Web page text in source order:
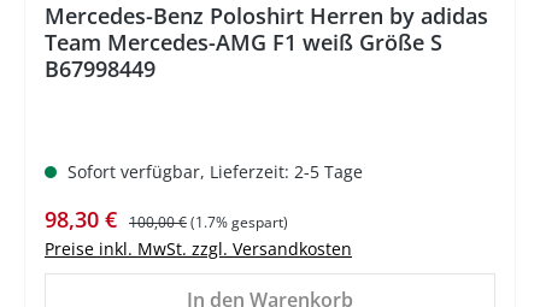
Mercedes-Benz Poloshirt Herren by adidas
Team Mercedes-AMG F1 weiß Größe S
B67998449
Sofort verfügbar, Lieferzeit: 2-5 Tage
Verkaufspreis:
98,30 € Regulärer Preis:
100,00 €(1.7% gespart)
Preise inkl. MwSt. zzgl. Versandkosten
In den Warenkorb